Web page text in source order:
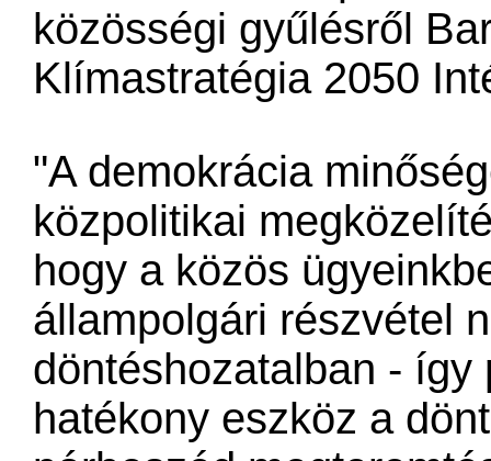
közösségi gyűlésről
Klímastratégia 2050
"A demokrácia
közpolitikai
hogy a közös
állampolgári részvétel
döntéshozatalban -
hatékony eszköz a